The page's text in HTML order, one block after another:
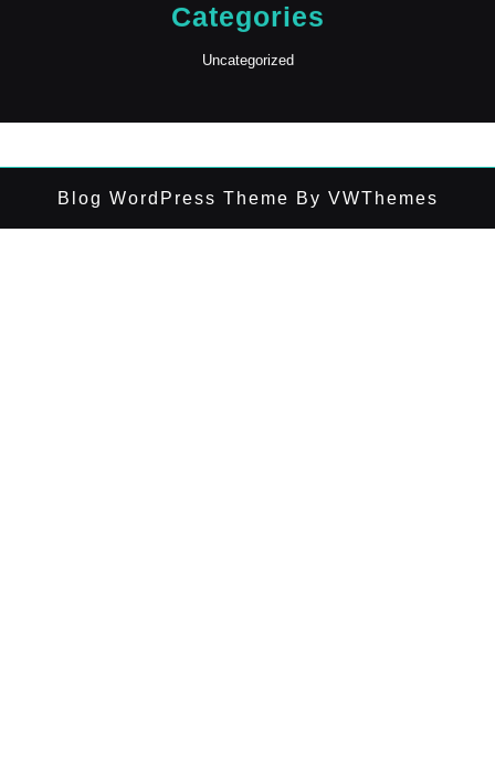
Categories
Uncategorized
Blog WordPress Theme By VWThemes